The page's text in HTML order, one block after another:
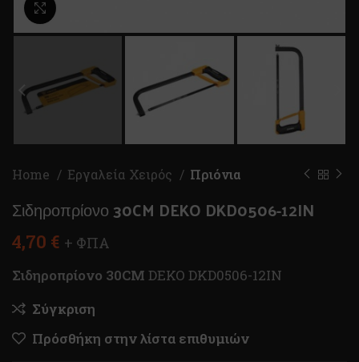
Home Εργαλεία Χειρός Πριόνια
Σιδηροπρίονο 30CM DEKO DKD0506-12IN
4,70 € + ΦΠΑ
Σιδηροπρίονο 30CM DEKO DKD0506-12IN
Σύγκριση
Πρόσθήκη στην λίστα επιθυμιών